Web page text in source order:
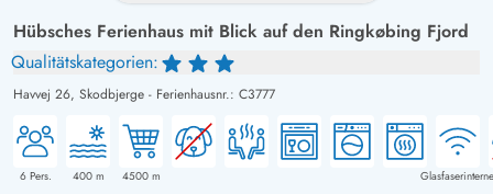
Hübsches Ferienhaus mit Blick auf den Ringkøbing Fjord
Qualitätskategorien:
Havvej 26, Skodbjerge - Ferienhausnr.: C3777
6Pers. 400m 4500m